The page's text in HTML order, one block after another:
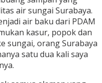
air sungai Surabaya.
air baku dari PDAM
kasur, popok dan
sungai, orang Surabaya
satu dua kali saya